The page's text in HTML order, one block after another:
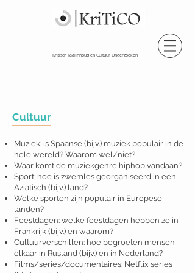
Kritisch Taalinhoud en Cultuur Onderzoeken
Cultuur
Muziek: is Spaanse (bijv.) muziek populair in de
hele wereld? Waarom wel/niet?
Waar komt de muziekgenre hiphop vandaan?
Sport: hoe is zwemles georganiseerd in een
Aziatisch (bijv.) land?
Welke sporten zijn populair in Europese
landen?
Feestdagen: welke feestdagen hebben ze in
Frankrijk (bijv.) en waarom?
Cultuurverschillen: hoe begroeten mensen
elkaar in Rusland (bijv.) en in Nederland?
Films/series/documentaires: Netflix series